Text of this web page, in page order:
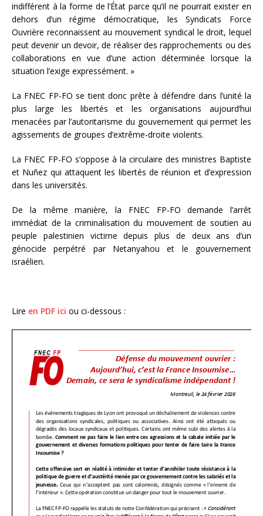
indifférent à la forme de l’État parce qu’il ne pourrait exister en
dehors d’un régime démocratique, les Syndicats Force
Ouvrière reconnaissent au mouvement syndical le droit, lequel
peut devenir un devoir, de réaliser des rapprochements ou des
collaborations en vue d’une action déterminée lorsque la
situation l’exige expressément. »
La FNEC FP-FO se tient donc prête à défendre dans l’unité la
plus large les libertés et les organisations aujourd’hui
menacées par l’autoritarisme du gouvernement qui permet les
agissements de groupes d’extrême-droite violents.
La FNEC FP-FO s’oppose à la circulaire des ministres Baptiste
et Nuñez qui attaquent les libertés de réunion et d’expression
dans les universités.
De la même manière, la FNEC FP-FO demande l’arrêt
immédiat de la criminalisation du mouvement de soutien au
peuple palestinien victime depuis plus de deux ans d’un
génocide perpétré par Netanyahou et le gouvernement
israélien.
Lire en PDF ici ou ci-dessous :